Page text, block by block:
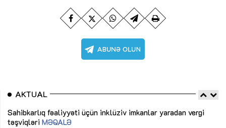
AKTUAL
Sahibkarlıq fəaliyyəti üçün inklüziv imkanlar yaradan vergi
təşviqləri MƏQALƏ